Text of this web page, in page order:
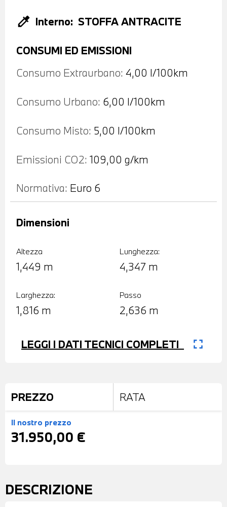
colorize Interno: STOFFA ANTRACITE
CONSUMI ED EMISSIONI
Consumo Extraurbano: 4,00 l/100km
Consumo Urbano: 6,00 l/100km
Consumo Misto: 5,00 l/100km
Emissioni CO2: 109,00 g/km
Normativa: Euro 6
Altezza
1,449 m
Lunghezza:
4,347 m
Dimensioni
Larghezza:
1,816 m
Passo
2,636 m
LEGGI I DATI TECNICI COMPLETI fullscreen
PREZZO RATA
Il nostro prezzo
31.950,00 €
DESCRIZIONE